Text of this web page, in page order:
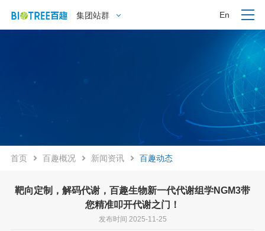
集团站群 En
首页 百趣概况 新闻资讯 百趣动态
靶向定制，解码代谢，百趣生物新一代代谢组学NGM3带
您精准叩开代谢之门！
发布时间 2025-11-25